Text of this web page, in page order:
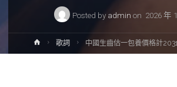
Posted by admin on 2026 年
Home歌詞 中國生齒估一包養價格計